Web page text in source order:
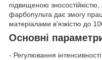
підвищеною
фарбопульта дає змогу
матеріалами в'язкістю до
Основні
- Регулювання